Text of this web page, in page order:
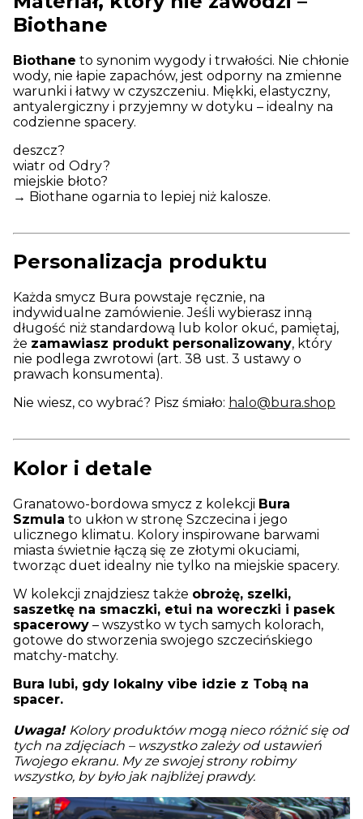
Biothane
Biothane to synonim wygody i trwałości. Nie chłonie
wody, nie łapie zapachów, jest odporny na zmienne
warunki i łatwy w czyszczeniu. Miękki, elastyczny,
antyalergiczny i przyjemny w dotyku – idealny na
codzienne spacery.
deszcz?
wiatr od Odry?
miejskie błoto?
→ Biothane ogarnia to lepiej niż kalosze.
Personalizacja produktu
Każda smycz Bura powstaje ręcznie, na
indywidualne zamówienie. Jeśli wybierasz inną
długość niż standardową lub kolor okuć, pamiętaj,
że zamawiasz produkt personalizowany, który
nie podlega zwrotowi (art. 38 ust. 3 ustawy o
prawach konsumenta).
Nie wiesz, co wybrać? Pisz śmiało: halo@bura.shop
Kolor i detale
Granatowo-bordowa smycz z kolekcji Bura
Szmula to ukłon w stronę Szczecina i jego
ulicznego klimatu. Kolory inspirowane barwami
miasta świetnie łączą się ze złotymi okuciami,
tworząc duet idealny nie tylko na miejskie spacery.
W kolekcji znajdziesz także obrożę, szelki,
saszetkę na smaczki, etui na woreczki i pasek
spacerowy – wszystko w tych samych kolorach,
gotowe do stworzenia swojego szczecińskiego
matchy-matchy.
Bura lubi, gdy lokalny vibe idzie z Tobą na
spacer.
Uwaga! Kolory produktów mogą nieco różnić się od
tych na zdjęciach – wszystko zależy od ustawień
Twojego ekranu. My ze swojej strony robimy
wszystko, by było jak najbliżej prawdy.